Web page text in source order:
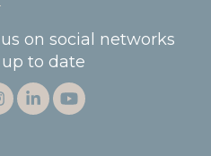
on social networks
to date